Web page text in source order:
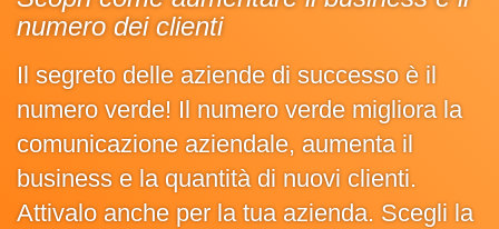
numero dei clienti
Il segreto delle aziende di successo è il
numero verde! Il numero verde migliora la
comunicazione aziendale, aumenta il
business e la quantità di nuovi clienti.
Attivalo anche per la tua azienda. Scegli la